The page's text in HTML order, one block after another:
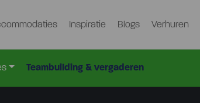
Inspiratie Blogs Verhuren
Teambuilding & vergaderen